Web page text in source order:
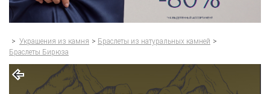
> Украшения из камня > Браслеты из натуральных камней >
Браслеты Бирюза